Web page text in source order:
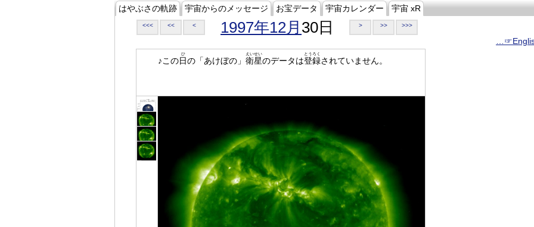
はやぶさの軌跡 宇宙からのメッセージ お宝データ 宇宙カレンダー 宇宙 xR
<<< << < 1997年12月 30日 > >> >>>
♪この日
ひ
の「あけぼの」 衛星
えいせい
のデータは登録
とうろく
されていません。